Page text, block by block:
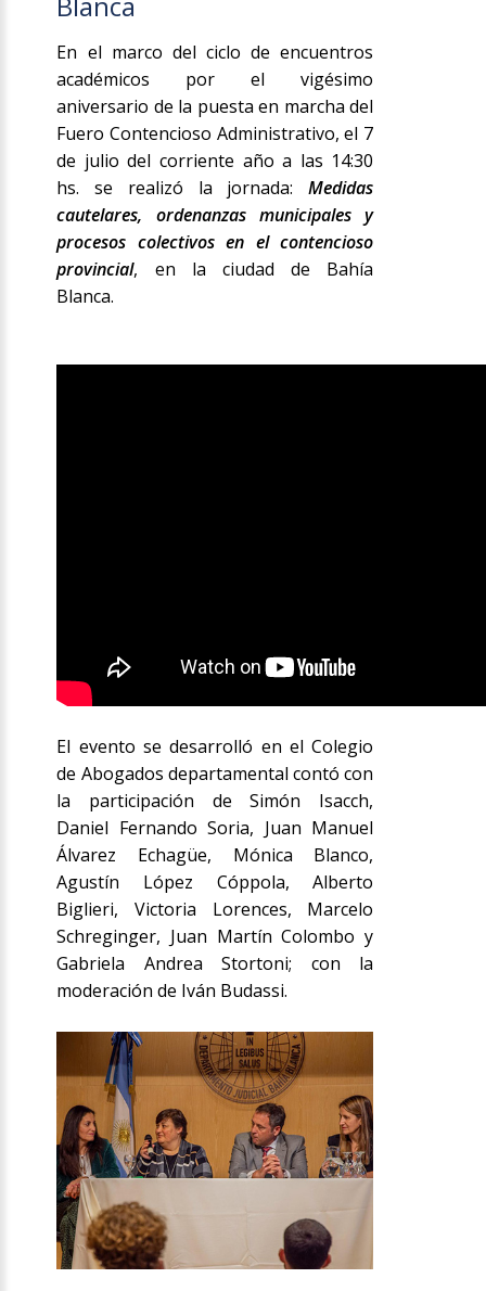
En el marco del ciclo de encuentros
académicos por el vigésimo
aniversario de la puesta en marcha del
Fuero Contencioso Administrativo, el 7
de julio del corriente año a las 14:30
hs. se realizó la jornada:Medidas
cautelares, ordenanzas municipales y
procesos colectivos en el contencioso
provincial, en la ciudad de Bahía
Blanca.
El evento se desarrolló en el Colegio
de Abogados departamental contó con
la participación de Simón Isacch,
Daniel Fernando Soria, Juan Manuel
Álvarez Echagüe, Mónica Blanco,
Agustín López Cóppola, Alberto
Biglieri, Victoria Lorences, Marcelo
Schreginger, Juan Martín Colombo y
Gabriela Andrea Stortoni; con la
moderación de Iván Budassi.